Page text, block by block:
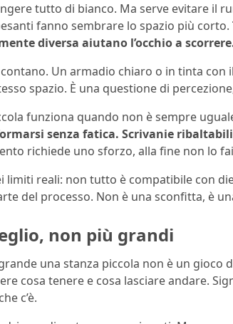
tutto di bianco. Ma serve evitare il
fanno sembrare lo spazio più corto.
diversa aiutano l’occhio a
Un armadio chiaro o in tinta con
spazio. È una questione di
funziona quando non è sempre
senza fatica. Scrivanie
richiede uno sforzo, alla fine non lo
limiti reali: non tutto è compatibile con
del processo. Non è una sconfitta, è
non più grandi
una stanza piccola non è un
cosa tenere e cosa lasciare andare.
c’è.